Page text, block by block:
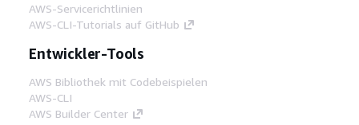
AWS-Servicerichtlinien
AWS-CLI-Tutorials auf GitHub
Entwickler-Tools
AWS Bibliothek mit Codebeispielen
AWS-CLI
AWS Builder Center